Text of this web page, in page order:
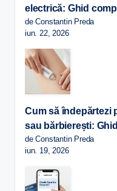
electrică: Ghid
de Constantin Preda
iun. 22, 2026
Cum să îndepărtezi
sau bărbierești:
de Constantin Preda
iun. 19, 2026